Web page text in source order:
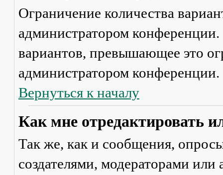
Ограничение количества
администратором
вариантов, превышающее это
администратором конференции.
Вернуться к началу
Как мне отредактировать
Так же, как и сообщения,
создателями, модераторами